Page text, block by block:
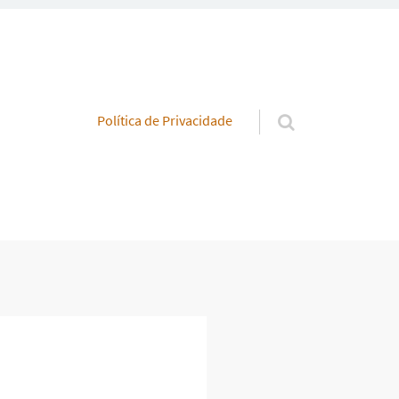
Pular para o conteúdo
Política de Privacidade